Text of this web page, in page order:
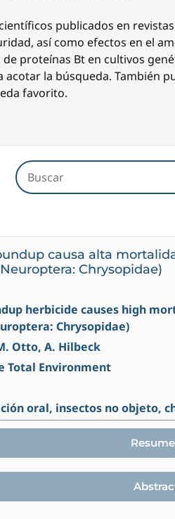
publicados en
así como efectos en el
proteínas Bt en cultivos
la búsqueda.
favorito.
causa alta
Chrysopidae)
herbicide causes high
Chrysopidae)
Otto, A. Hilbeck
Total Environment
oral, insectos no objeto,